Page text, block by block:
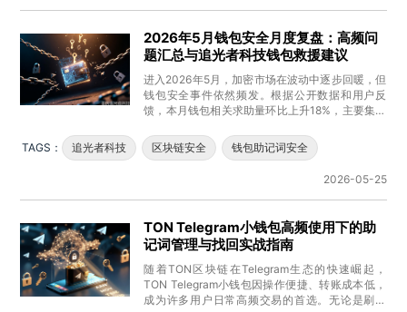
2026年5月钱包安全月度复盘：高频问
题汇总与追光者科技钱包救援建议
进入2026年5月，加密市场在波动中逐步回暖，但
钱包安全事件依然频发。根据公开数据和用户反
馈，本月钱包相关求助量环比上升18%，主要集中
TAGS：
追光者科技 区块链安全 钱包助记词安全
2026-05-25
TON Telegram小钱包高频使用下的助
记词管理与找回实战指南
随着TON区块链在Telegram生态的快速崛起，
TON Telegram小钱包因操作便捷、转账成本低，
成为许多用户日常高频交易的首选。无论是刷任